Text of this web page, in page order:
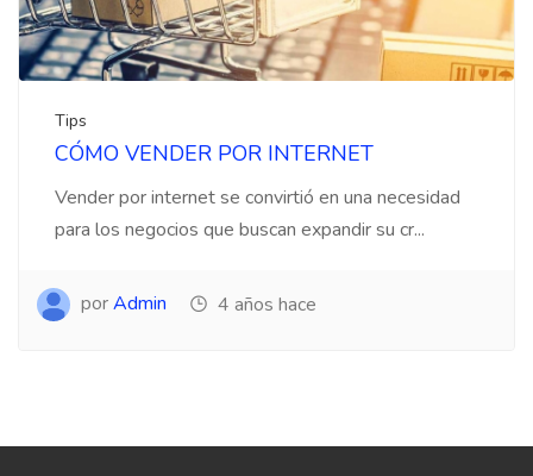
Tips
CÓMO VENDER POR INTERNET
Vender por internet se convirtió en una necesidad
para los negocios que buscan expandir su cr...
porAdmin 4 años hace